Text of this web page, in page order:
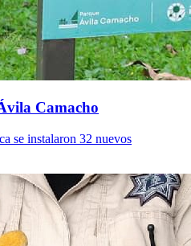
Camacho
se instalaron 32 nuevos